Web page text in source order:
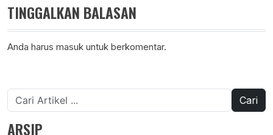
TINGGALKAN BALASAN
Anda harus masuk untuk berkomentar.
Cari
untuk:
ARSIP